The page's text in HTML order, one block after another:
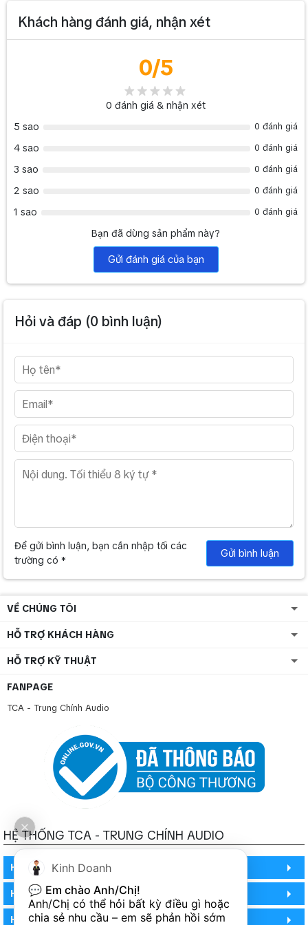
Hoàn thiện: có minh hoạ lắp đúng chiều và lắp ngược
(upside down)
" Khám phá thêm các thiết bị hội nghị Lumens chính hãng tại
trang danh mục sản phẩm camera Lumens
Khách hàng đánh giá, nhận xét
0/5
0 đánh giá & nhận xét
5 sao
0 đánh giá
4 sao 0 đánh giá
3 sao 0 đánh giá
2 sao 0 đánh giá
1 sao 0 đánh giá
Bạn đã dùng sản phẩm này?
Gửi đánh giá của bạn
Hỏi và đáp (0 bình luận)
Để gửi bình luận, bạn cần nhập tối các
trường có *
Gửi bình luận
VỀ CHÚNG TÔI
HỖ TRỢ KHÁCH HÀNG
HỖ TRỢ KỸ THUẬT
FANPAGE
TCA - Trung Chính Audio
HỆ THỐNG TCA - TRUNG CHÍNH AUDIO
HỒ CHÍ MINH
HỒ CHÍ MINH
HỒ CHÍ MINH (PHÒNG BẢO HÀNH)
Kinh Doanh
💬 Em chào Anh/Chị!
Anh/Chị có thể hỏi bất kỳ điều gì hoặc
chia sẻ nhu cầu – em sẽ phản hồi sớm